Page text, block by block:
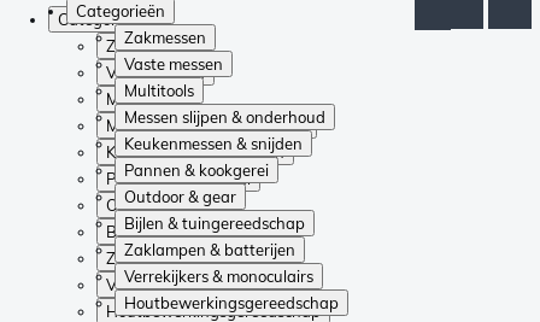
Categorieën
Zakmessen
Vaste messen
Multitools
Messen slijpen & onderhoud
Keukenmessen & snijden
Pannen & kookgerei
Outdoor & gear
Bijlen & tuingereedschap
Zaklampen & batterijen
Verrekijkers & monoculairs
Houtbewerkingsgereedschap
Categorieën
Zakmessen
Vaste messen
Multitools
Messen slijpen & onderhoud
Keukenmessen & snijden
Pannen & kookgerei
Outdoor & gear
Bijlen & tuingereedschap
Zaklampen & batterijen
Verrekijkers & monoculairs
Houtbewerkingsgereedschap